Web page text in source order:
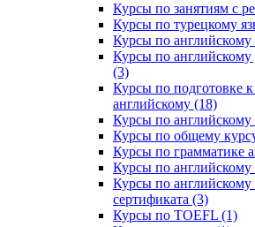
Курсы по занятиям с
Курсы по турецкому
Курсы по английскому
Курсы по английскому
(3)
Курсы по подготовке
английскому (18)
Курсы по английскому
Курсы по общему
Курсы по грамматике
Курсы по английскому
Курсы по английскому
сертификата (3)
Курсы по TOEFL (1)